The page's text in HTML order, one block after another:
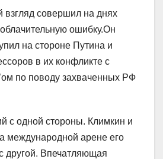
взгляд совершил на днях
ошибку.Он
на стороне Путина и
в их конфликте с
по поводу захваченных РФ
с одной стороны. Климкин и
международной арене его
другой. Впечатляющая